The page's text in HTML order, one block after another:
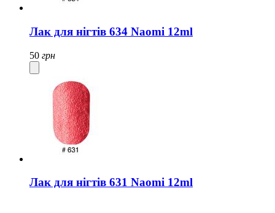
Лак для нігтів 634 Naomi 12ml
50 грн
Лак для нігтів 631 Naomi 12ml